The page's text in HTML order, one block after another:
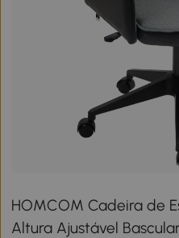
HOMCOM Cadeira de
Altura Ajustável